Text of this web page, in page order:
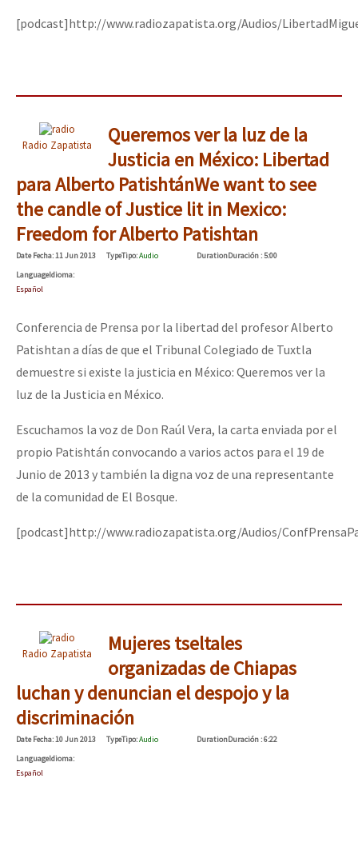
[podcast]http://www.radiozapatista.org/Audios/
Radio Zapatista
Queremos ver la luz de la
Justicia en México: Libertad
para Alberto PatishtánWe want to see
the candle of Justice lit in Mexico:
Freedom for Alberto Patishtan
DateFecha: 11 Jun 2013 TypeTipo:Audio DurationDuración: 5:00
LanguageIdioma:
Español
Conferencia de Prensa por la libertad del profesor Alberto
Patishtan a días de que el Tribunal Colegiado de Tuxtla
demuestre si existe la justicia en México: Queremos ver la
luz de la Justicia en México.
Escuchamos la voz de Don Raúl Vera, la carta enviada por el
propio Patishtán convocando a varios actos para el 19 de
Junio de 2013 y también la digna voz de una representante
de la comunidad de El Bosque.
[podcast]http://www.radiozapatista.org/Audios/
Radio Zapatista
Mujeres tseltales
organizadas de Chiapas
luchan y denuncian el despojo y la
discriminación
DateFecha: 10 Jun 2013 TypeTipo:Audio DurationDuración: 6:22
LanguageIdioma:
Español